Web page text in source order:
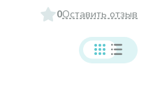
0Оставить отзыв